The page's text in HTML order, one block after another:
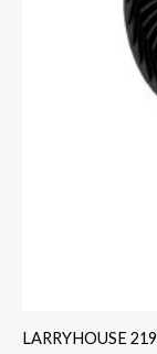
LARRYHOUSE